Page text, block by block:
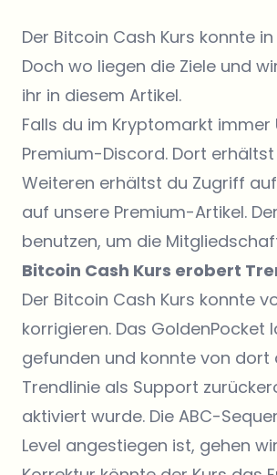
Der Bitcoin Cash Kurs konnte
Doch wo liegen die Ziele und
ihr in diesem Artikel.
Falls du im Kryptomarkt
Premium-Discord. Dort
Weiteren erhältst du Zugriff
auf unsere Premium-Artikel.
benutzen, um die
Bitcoin Cash Kurs erobert
Der Bitcoin Cash Kurs konnte
korrigieren. Das
gefunden und konnte von dort
Trendlinie als Support
aktiviert wurde. Die ABC-
Level angestiegen ist, gehen